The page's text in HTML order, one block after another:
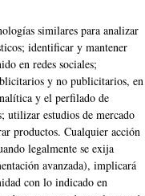
similares para analizar
identificar y mantener
en redes sociales;
y no publicitarios, en
y el perfilado de
utilizar estudios de mercado
productos. Cualquier acción
legalmente se exija
avanzada), implicará
con lo indicado en